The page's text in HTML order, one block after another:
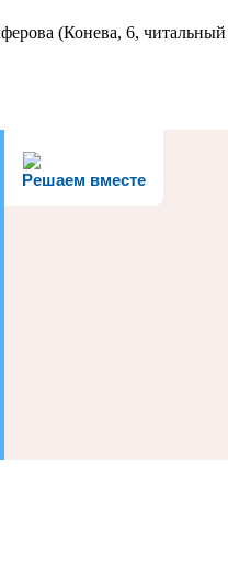
(Конева, 6, читальный
Решаем вместе